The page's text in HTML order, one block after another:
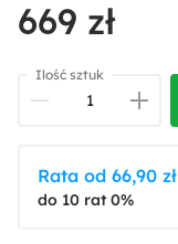
669 zł
Ilość sztuk
Rata od 66,90 zł
do 10 rat 0%